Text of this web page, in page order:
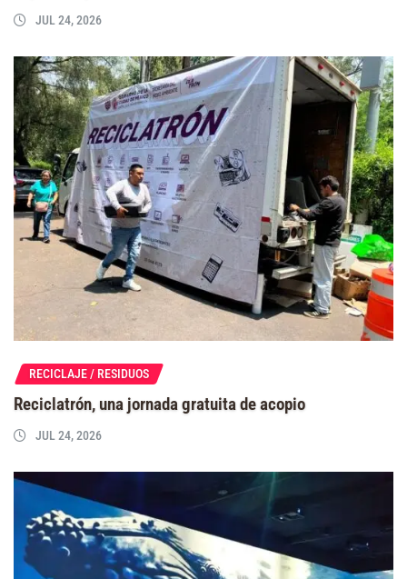
JUL 24, 2026
RECICLAJE / RESIDUOS
Reciclatrón, una jornada gratuita de acopio
JUL 24, 2026